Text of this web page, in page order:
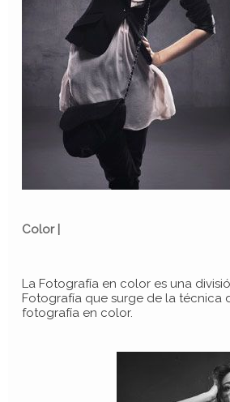
Color |
La Fotografía en color es una
Fotografía que surge de la técnica
fotografía en color.